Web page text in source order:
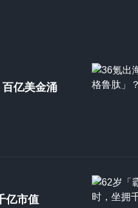
亿美金涌
亿市值